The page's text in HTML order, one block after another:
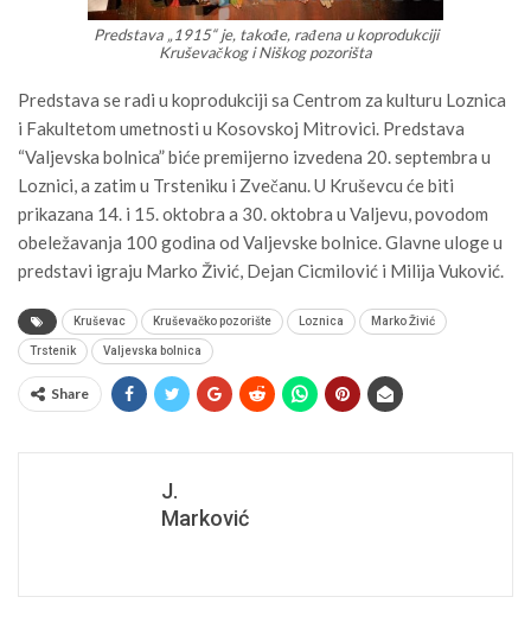
Predstava „1915“ je, takođe, rađena u koprodukciji
Kruševačkog i Niškog pozorišta
Predstava se radi u koprodukciji sa Centrom za kulturu Loznica
i Fakultetom umetnosti u Kosovskoj Mitrovici. Predstava
“Valjevska bolnica” biće premijerno izvedena 20. septembra u
Loznici, a zatim u Trsteniku i Zvečanu. U Kruševcu će biti
prikazana 14. i 15. oktobra a 30. oktobra u Valjevu, povodom
obeležavanja 100 godina od Valjevske bolnice. Glavne uloge u
predstavi igraju Marko Živić, Dejan Cicmilović i Milija Vuković.
Kruševac Kruševačko pozorište Loznica Marko Živić
Trstenik Valjevska bolnica
Share
J.
Marković